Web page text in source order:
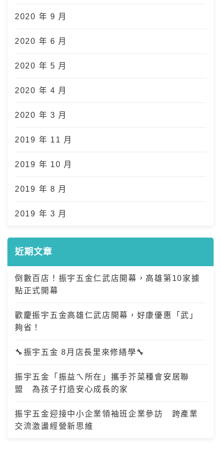
2020 年 9 月
2020 年 6 月
2020 年 5 月
2020 年 4 月
2020 年 3 月
2019 年 11 月
2019 年 10 月
2019 年 8 月
2019 年 3 月
近期文章
倒數百店！振宇五金仁武店開幕，高雄第10家據
點正式開幕
歡慶振宇五金高雄仁武店開幕，好康優惠「武」
夠省！
🔧振宇五金 8月店長里來修繕學🔧
振宇五金「振益ㄟ所在」攜手芥菜種會安居聯
盟 為孩子打造安心成長的家
振宇五金迎接中小企業領袖班企業參訪 跨產業
交流激盪經營新思維